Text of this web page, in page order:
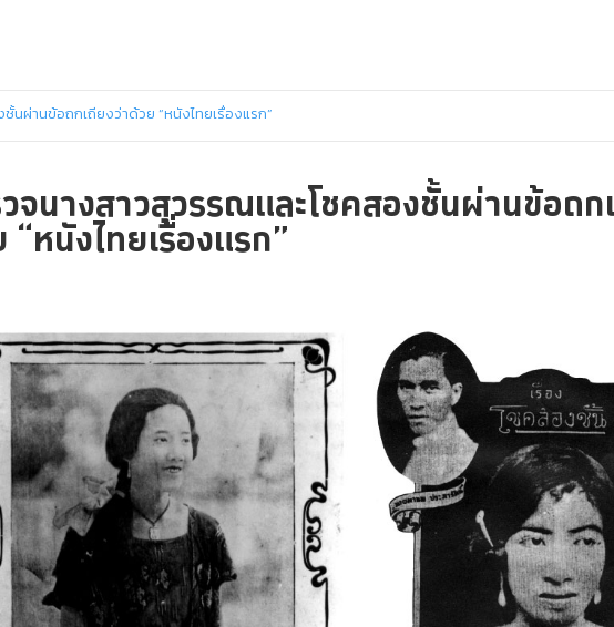
นผ่านข้อถกเถียงว่าด้วย “หนังไทยเรื่องแรก”
จนางสาวสุวรรณและโชคสองชั้นผ่านข้อถก
“หนังไทยเรื่องแรก”